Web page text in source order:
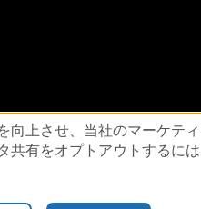
用規約 プライバシーポリシー
RSA Security USA LLC またはその
向上させ、当社のマーケテ
共有をオプトアウトするに